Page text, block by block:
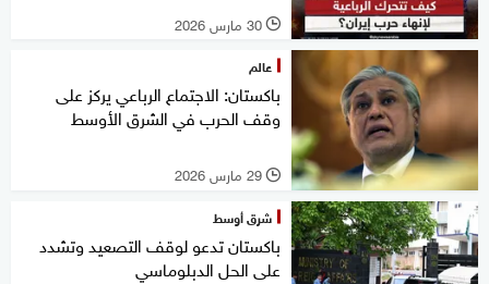
l 30 مارس 2026
عالم
باكستان: الاجتماع الرباعي يركز على
وقف الحرب في الشرق الأوسط
l 29 مارس 2026
شرق أوسط
باكستان تدعو لوقف التصعيد وتشدد
على الحل الدبلوماسي